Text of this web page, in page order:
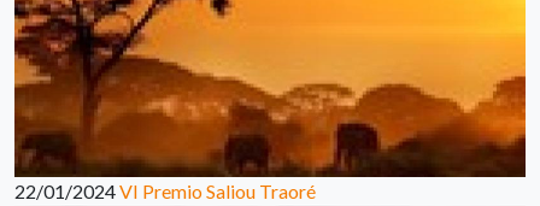
22/01/2024VI Premio Saliou Traoré